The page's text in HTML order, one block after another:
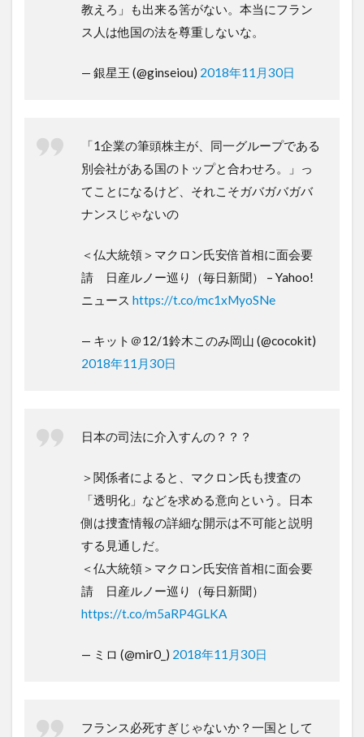
教えろ」も出来る筈がない。本当にフラン
ス人は他国の法を尊重しないな。
— 銀星王 (@ginseiou) 2018年11月30日
「1企業の筆頭株主が、同一グループである
別会社がある国のトップと合わせろ。」っ
てことになるけど、それこそガバガバガバ
ナンスじゃないの
＜仏大統領＞マクロン氏安倍首相に面会要
請 日産ルノー巡り（毎日新聞） – Yahoo!
ニュース https://t.co/mc1xMyoSNe
— キット＠12/1鈴木このみ岡山 (@cocokit)
2018年11月30日
日本の司法に介入すんの？？？
＞関係者によると、マクロン氏も捜査の
「透明化」などを求める意向という。日本
側は捜査情報の詳細な開示は不可能と説明
する見通しだ。
＜仏大統領＞マクロン氏安倍首相に面会要
請 日産ルノー巡り（毎日新聞）
https://t.co/m5aRP4GLKA
— ミロ (@mir0_) 2018年11月30日
フランス必死すぎじゃないか？一国として